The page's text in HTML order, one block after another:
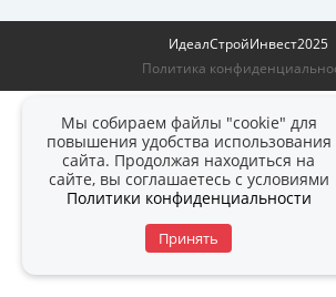
ИдеалСтройИнвест2025
Политика
Мы собираем файлы "cookie" для
повышения удобства использования
сайта. Продолжая находиться на
сайте, вы соглашаетесь с условиями
Политики конфиденциальности
Принять